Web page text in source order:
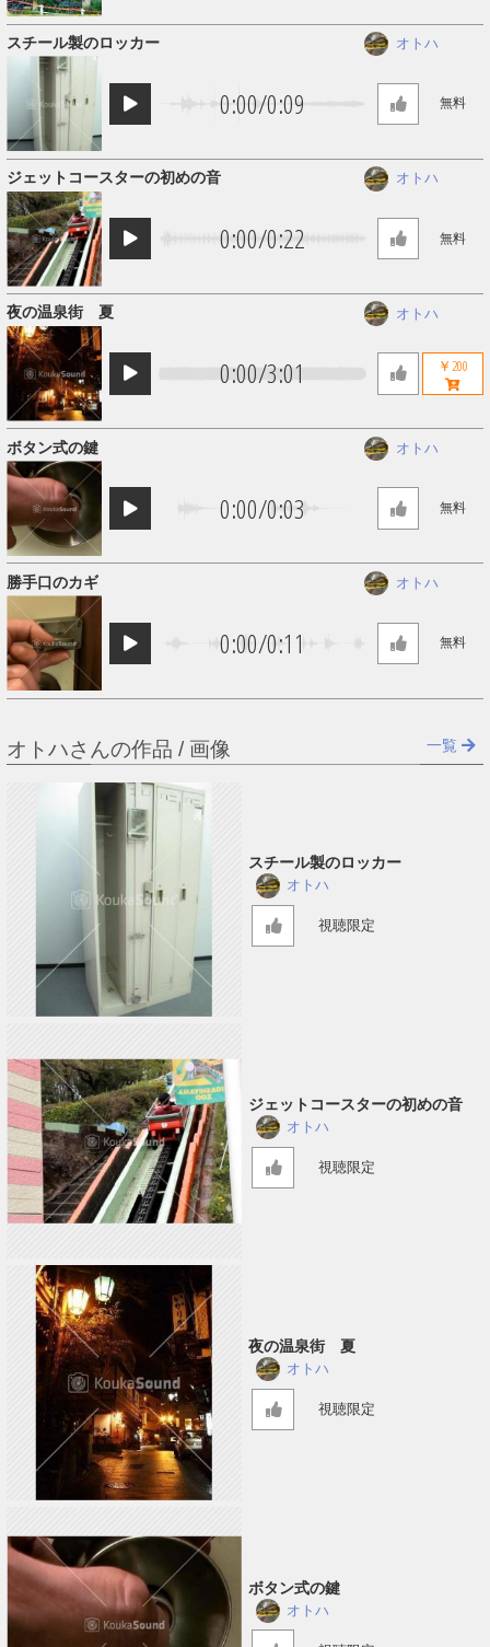
0:00/0:09
スチール製のロッカー オトハ
無料
0:00/0:22
ジェットコースターの初めの音 オトハ
無料
0:00/3:01
夜の温泉街 夏 オトハ
￥200
0:00/0:03
ボタン式の鍵 オトハ
無料
0:00/0:11
勝手口のカギ オトハ
無料
オトハさんの作品 / 画像 一覧
スチール製のロッカー
オトハ
視聴限定
ジェットコースターの初めの音
オトハ
視聴限定
夜の温泉街 夏
オトハ
視聴限定
ボタン式の鍵
オトハ